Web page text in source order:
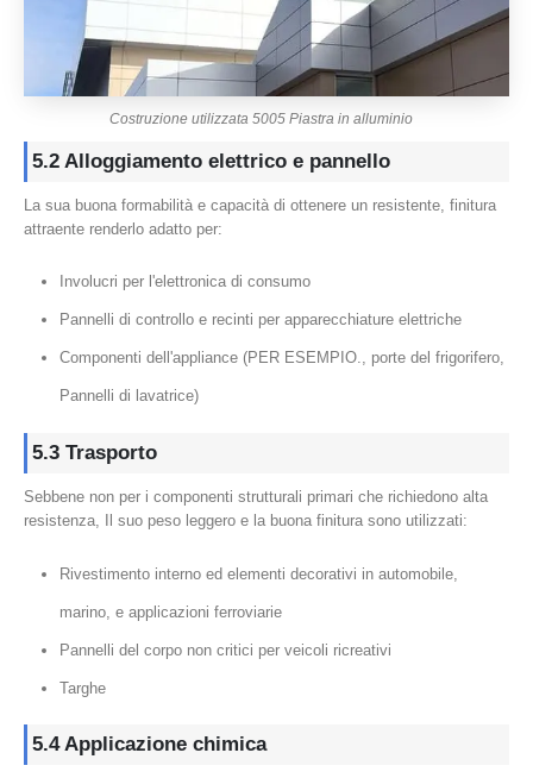
Costruzione utilizzata 5005 Piastra in alluminio
5.2 Alloggiamento elettrico e pannello
La sua buona formabilità e capacità di ottenere un resistente, finitura
attraente renderlo adatto per:
Involucri per l'elettronica di consumo
Pannelli di controllo e recinti per apparecchiature elettriche
Componenti dell'appliance (PER ESEMPIO., porte del frigorifero,
Pannelli di lavatrice)
5.3 Trasporto
Sebbene non per i componenti strutturali primari che richiedono alta
resistenza, Il suo peso leggero e la buona finitura sono utilizzati:
Rivestimento interno ed elementi decorativi in ​​automobile,
marino, e applicazioni ferroviarie
Pannelli del corpo non critici per veicoli ricreativi
Targhe
5.4 Applicazione chimica